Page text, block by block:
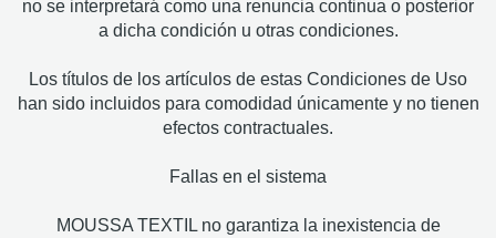
no se interpretará como una renuncia continua o posterior
a dicha condición u otras condiciones.
Los títulos de los artículos de estas Condiciones de Uso
han sido incluidos para comodidad únicamente y no tienen
efectos contractuales.
Fallas en el sistema
MOUSSA TEXTIL no garantiza la inexistencia de